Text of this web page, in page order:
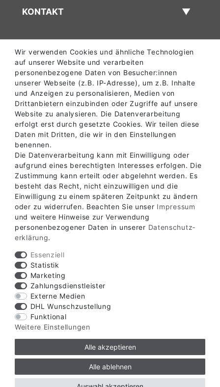
KONTAKT
Verfügbare Zahlungsarten
Verfügbare Versandarten
© Copyright 2026 | Alle Rechte vorbehalten.
ZZW Zauntechnik GmbH & Co. KG
Wir verwenden Cookies und ähnliche Technologien
auf unserer Website und verarbeiten
personenbezogene Daten von Besucher:innen
unserer Webseite (z.B. IP-Adresse), um z.B. Inhalte
und Anzeigen zu personalisieren, Medien von
Drittanbietern einzubinden oder Zugriffe auf unsere
Website zu analysieren. Die Datenverarbeitung
erfolgt erst durch gesetzte Cookies. Wir teilen diese
Daten mit Dritten, die wir in den Einstellungen
benennen.
Die Datenverarbeitung kann mit Einwilligung oder
aufgrund eines berechtigten Interesses erfolgen. Die
Zustimmung kann erteilt oder abgelehnt werden. Es
besteht das Recht, nicht einzuwilligen und die
Einwilligung zu einem späteren Zeitpunkt zu ändern
oder zu widerrufen. Beachten Sie unser Impressum
und weitere Hinweise zur Verwendung
personenbezogener Daten in unserer Daten­schutz­
erklärung.
Essenziell
Statistik
Marketing
Zahlungsdienstleister
Externe Medien
DHL Wunschzustellung
Funktional
Weitere Einstellungen
Alle akzeptieren
Alle ablehnen